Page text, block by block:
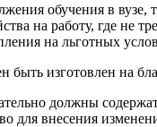
обучения в вузе,
на работу, где не
на льготных
быть изготовлен на
должны
для внесения